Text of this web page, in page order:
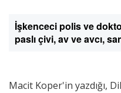
İşkenceci polis ve
paslı çivi, av ve avcı,
Macit Koper'in yazdığı,